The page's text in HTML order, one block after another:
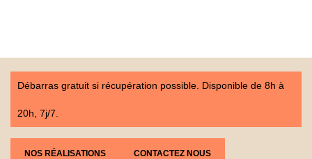
Débarras gratuit si récupération possible. Disponible de 8h à
20h, 7j/7.
NOS RÉALISATIONS CONTACTEZ NOUS